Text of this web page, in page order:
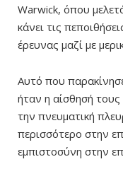
Warwick, όπου
κάνει τις
έρευνας μαζί με
Αυτό που
ήταν η αίσθησή
την πνευματική
περισσότερο στην
εμπιστοσύνη στην